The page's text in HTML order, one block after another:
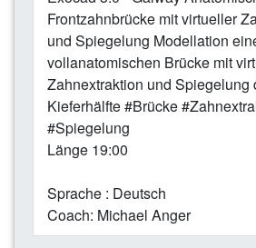
Frontzahnbrücke mit virtueller
und Spiegelung Modellation
vollanatomischen Brücke mit
Zahnextraktion und Spiegelung
Kieferhälfte #Brücke
#Spiegelung
Länge 19:00
Sprache : Deutsch
Coach: Michael Anger